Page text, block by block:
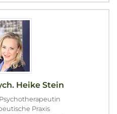
Heike Stein
Praxis